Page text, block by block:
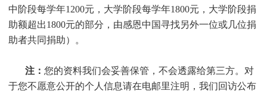
中阶段每学年1200元，大学阶段每学年1800元，大学阶段捐
助额超出1800元的部分，由感恩中国寻找另外一位或几位捐
助者共同捐助）。
注： 您的资料我们会妥善保管，不会透露给第三方。对
于您不愿意公开的个人信息请在电邮里注明，我们回访公布